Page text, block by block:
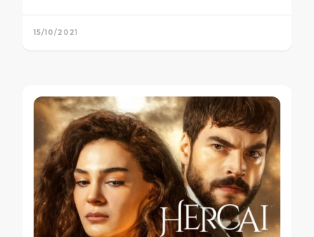
15/10/2021